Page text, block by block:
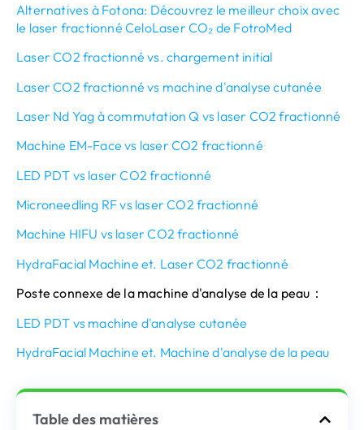
Alternatives à Fotona: Découvrez le meilleur choix avec
le laser fractionné CeloLaser CO₂ de FotroMed
Laser CO2 fractionné vs. chargement initial
Laser CO2 fractionné vs machine d'analyse cutanée
Laser Nd Yag à commutation Q vs laser CO2 fractionné
Machine EM-Face vs laser CO2 fractionné
LED PDT vs laser CO2 fractionné
Microneedling RF vs laser CO2 fractionné
Machine HIFU vs laser CO2 fractionné
HydraFacial Machine et. Laser CO2 fractionné
Poste connexe de la machine d'analyse de la peau：
LED PDT vs machine d'analyse cutanée
HydraFacial Machine et. Machine d'analyse de la peau
Table des matières